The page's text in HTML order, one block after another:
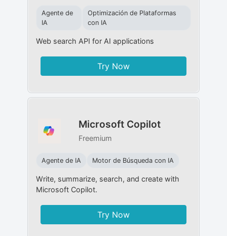
Agente de
IA
Optimización de Plataformas
con IA
Web search API for AI applications
Try Now
Microsoft Copilot
Freemium
Agente de IA Motor de Búsqueda con IA
Write, summarize, search, and create with
Microsoft Copilot.
Try Now